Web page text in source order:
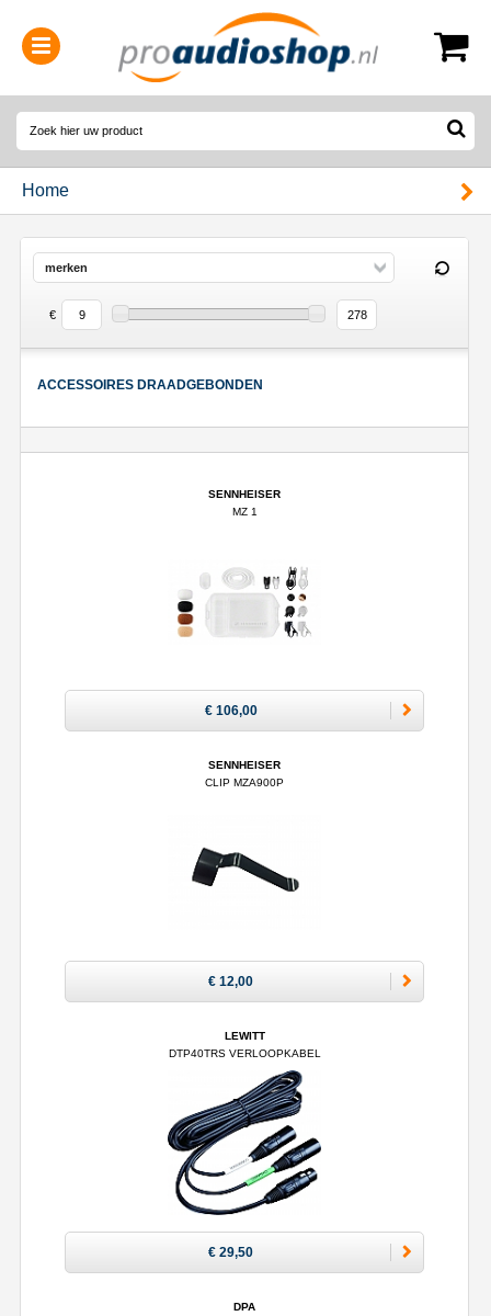
0314-364515
Home
merken
€
ACCESSOIRES DRAADGEBONDEN
SENNHEISER
MZ 1
€ 106,00
SENNHEISER
CLIP MZA900P
€ 12,00
LEWITT
DTP40TRS VERLOOPKABEL
€ 29,50
DPA